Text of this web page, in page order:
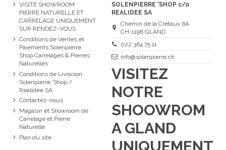
VISITE SHOWROOM
PIERRE NATURELLE ET
CARRELAGE UNIQUEMENT
SUR RENDEZ-VOUS
Conditions de Ventes et
Paiements Solenpierre
Shop Carrelages & Pierres
Naturelles
Conditions de Livraison
Solenpierre 'Shop /
Realidee SA
Contactez-nous
Magasin et Showroom de
Carrelage et Pierre
Naturelle
Plan du site
SOLENPIERRE 'SHOP c/o
REALIDEE SA
Chemin de la Crétaux 6A
CH-1196 GLAND
022 364 75 11
info@solenpierre.ch
VISITEZ
NOTRE
SHOOWROM
A GLAND
UNIQUEMENT